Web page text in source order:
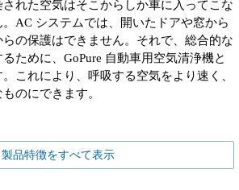
れた空気はそこからしか車に入ってこな
AC システムでは、開いたドアや窓から
の保護はできません。それで、総合的な
ために、GoPure 自動車用空気清浄機と
これにより、呼吸する空気をより速く、
のにできます。
製品特徴をすべて表示